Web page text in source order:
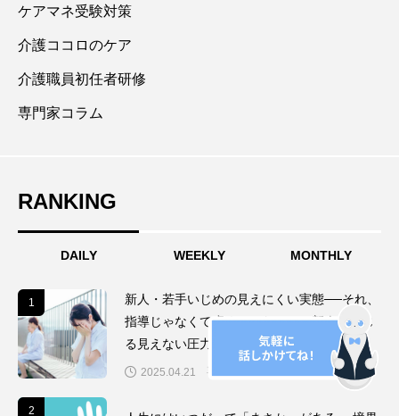
ケアマネ受験対策
介護ココロのケア
介護職員初任者研修
専門家コラム
RANKING
DAILY WEEKLY MONTHLY
1
新人・若手いじめの見えにくい実態──それ、
指導じゃなくて虐めじゃないの？新人が感じ
る見えない圧力
2025.04.21 専門家コラム
2